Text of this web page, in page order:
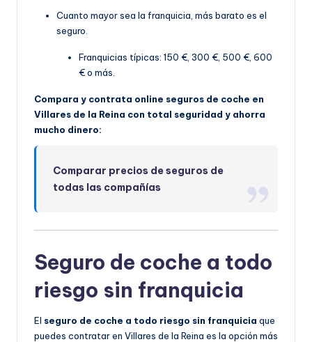
Cuanto mayor sea la franquicia, más barato es el
seguro.
Franquicias típicas: 150 €, 300 €, 500 €, 600
€ o más.
Compara y contrata online seguros de coche en
Villares de la Reina con total seguridad y ahorra
mucho dinero:
Comparar precios de seguros de
todas las compañías
Seguro de coche a todo
riesgo sin franquicia
El seguro de coche a todo riesgo sin franquicia que
puedes contratar en Villares de la Reina es la opción más